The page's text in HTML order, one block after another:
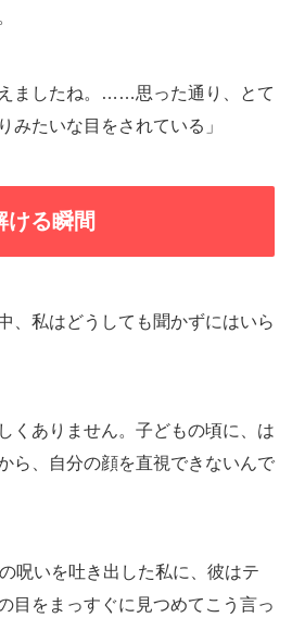
えましたね。……思った通り、とて
みたいな目をされている」
ける瞬間
、私はどうしても聞かずにはいら
くありません。子どもの頃に、は
ら、自分の顔を直視できないんで
呪いを吐き出した私に、彼はテ
目をまっすぐに見つめてこう言っ